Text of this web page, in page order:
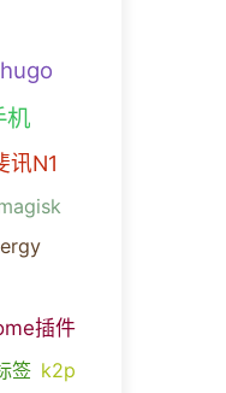
hugo
机
讯N1
插件
签 k2p